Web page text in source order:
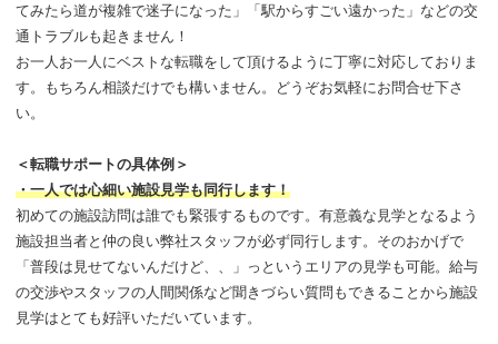
てみたら道が複雑で迷子になった」「駅からすごい遠かった」などの交
通トラブルも起きません！
お一人お一人にベストな転職をして頂けるように丁寧に対応しておりま
す。もちろん相談だけでも構いません。どうぞお気軽にお問合せ下さ
い。
＜転職サポートの具体例＞
・一人では心細い施設見学も同行します！
初めての施設訪問は誰でも緊張するものです。有意義な見学となるよう
施設担当者と仲の良い弊社スタッフが必ず同行します。そのおかげで
「普段は見せてないんだけど、、」っというエリアの見学も可能。給与
の交渉やスタッフの人間関係など聞きづらい質問もできることから施設
見学はとても好評いただいています。